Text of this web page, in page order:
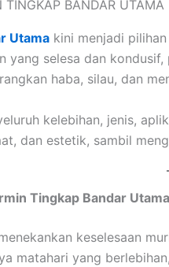
Utama kini menjadi
yang selesa dan kondusif,
haba, silau, dan
kelebihan, jenis,
dan estetik, sambil
Tingkap Bandar Utama
keselesaan
matahari yang